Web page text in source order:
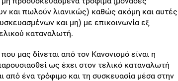
και πωλούν λιανικώς) καθώς ακόμη και αυτές
και μη) με επικοινωνία εξ
καταναλωτή.
μας δίνεται από τον Κανονισμό είναι η
ως έχει στον τελικό καταναλωτή
από ένα τρόφιμο και τη συσκευασία μέσα στην